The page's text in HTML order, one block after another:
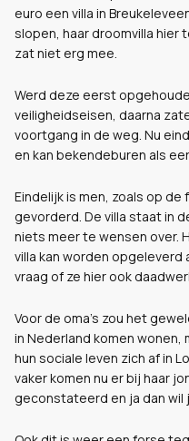
euro een villa in
slopen, haar droomvilla hier
zat niet erg mee.
Werd deze eerst
veiligheidseisen, daarna
voortgang in de weg. Nu
en kan bekendeburen als
Eindelijk is men, zoals op de
gevorderd. De villa staat in
niets meer te wensen over.
villa kan worden opgeleverd
vraag of ze hier ook
Voor de oma’s zou het
in Nederland komen wonen,
hun sociale leven zich af in
vaker komen nu er bij haar
geconstateerd en ja dan